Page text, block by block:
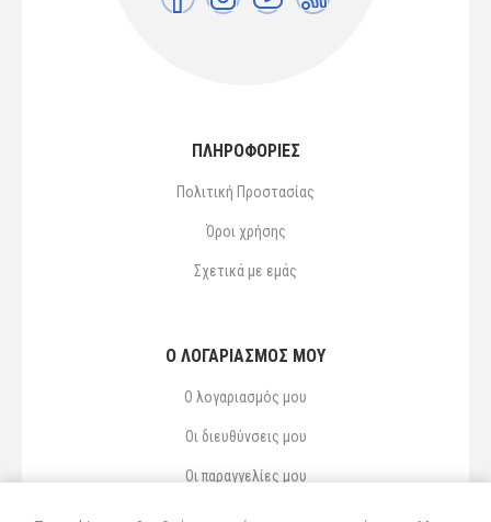
ΠΛΗΡΟΦΟΡΙΕΣ
Πολιτική Προστασίας
Όροι χρήσης
Σχετικά με εμάς
Ο ΛΟΓΑΡΙΑΣΜΌΣ ΜΟΥ
Ο λογαριασμός μου
Οι διευθύνσεις μου
Οι παραγγελίες μου